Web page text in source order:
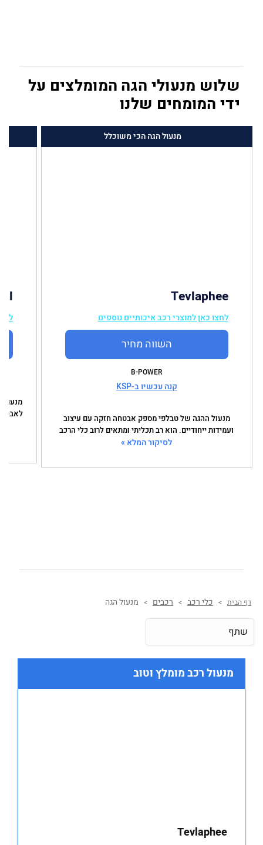
שלוש מנעולי הגה המומלצים על
ידי המומחים שלנו
מנעול הגה הכי משוכלל
Tevlaphee
לחצו כאן למוצרי רכב איכותיים נוספים
השווה מחיר
B-POWER
קנה עכשיו ב-KSP
מנעול ההגה של טבלפי מספק אבטחה חזקה עם עיצוב
ועמידות ייחודיים. הוא רב תכליתי ומתאים לרוב כלי הרכב
לסיקור המלא »
דף הבית > כלי רכב > רכבים > מנעול הגה
שתף
מנעול רכב מומלץ וטוב
Tevlaphee